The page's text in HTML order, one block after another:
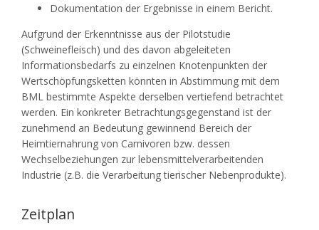
Dokumentation der Ergebnisse in einem Bericht.
Aufgrund der Erkenntnisse aus der Pilotstudie
(Schweinefleisch) und des davon abgeleiteten
Informationsbedarfs zu einzelnen Knotenpunkten der
Wertschöpfungsketten könnten in Abstimmung mit dem
BML bestimmte Aspekte derselben vertiefend betrachtet
werden. Ein konkreter Betrachtungsgegenstand ist der
zunehmend an Bedeutung gewinnend Bereich der
Heimtiernahrung von Carnivoren bzw. dessen
Wechselbeziehungen zur lebensmittelverarbeitenden
Industrie (z.B. die Verarbeitung tierischer Nebenprodukte).
Zeitplan